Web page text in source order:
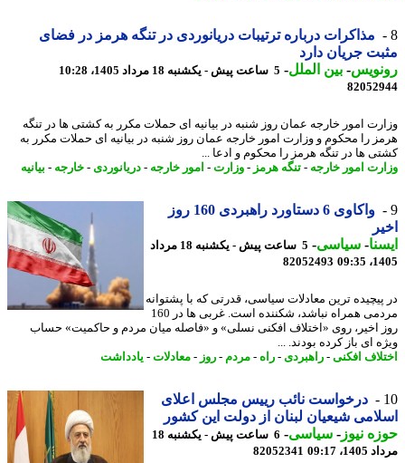
مذاکرات درباره ترتیبات دریانوردی در تنگه هرمز در فضای
جریان دارد
-بین الملل-5 ساعت پیش - یکشنبه 18 مرداد 1405، 10:28
امور خارجه عمان روز شنبه در بیانیه ای حملات مکرر به کشتی ها در تنگه
را محکوم و وزارت امور خارجه عمان روز شنبه در بیانیه ای حملات مکرر به
ها در تنگه هرمز را محکوم و ادعا ...
امور خارجه-تنگه هرمز- وزارت - امور خارجه-دریانوردی-خارجه-بیانیه
واکاوی 6 دستاورد راهبردی 160 روز
-سیاسی-
5 ساعت پیش - یکشنبه 18 مرداد
82052493
ترین معادلات سیاسی، قدرتی که با پشتوانه
مردمی همراه نباشد، شکننده است. غربی ها در 160
اخیر، روی «اختلاف افکنی نسلی» و «فاصله میان مردم و حاکمیت» حساب
ای باز کرده بودند. ...
افکنی-راهبردی-راه - مردم- روز- معادلات-یادداشت
درخواست نائب رییس مجلس اعلای
شیعیان لبنان از دولت این کشور
نیوز-سیاسی-
6 ساعت پیش - یکشنبه 18
09:17
82052341